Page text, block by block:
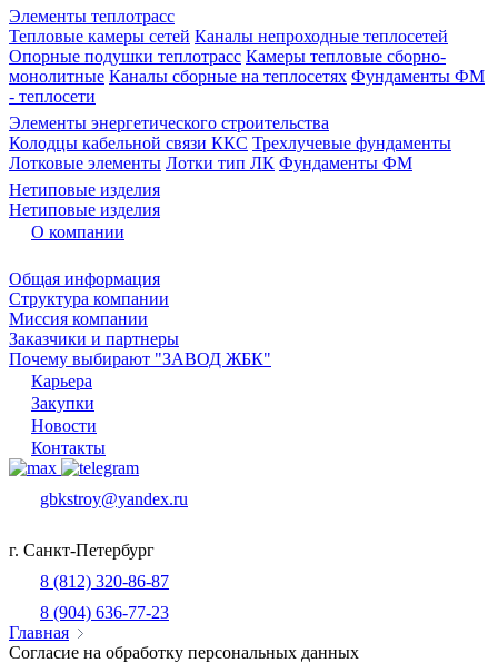
Элементы теплотрасс
Тепловые камеры сетей Каналы непроходные теплосетей
Опорные подушки теплотрасс Камеры тепловые сборно-
монолитные Каналы сборные на теплосетях Фундаменты ФМ
- теплосети
Элементы энергетического строительства
Колодцы кабельной связи ККС Трехлучевые фундаменты
Лотковые элементы Лотки тип ЛК Фундаменты ФМ
Нетиповые изделия
Нетиповые изделия
О компании
Общая информация
Структура компании
Миссия компании
Заказчики и партнеры
Почему выбирают "ЗАВОД ЖБК"
Карьера
Закупки
Новости
Контакты
gbkstroy@yandex.ru
г. Санкт-Петербург
8 (812) 320-86-87
8 (904) 636-77-23
Главная
Согласие на обработку персональных данных